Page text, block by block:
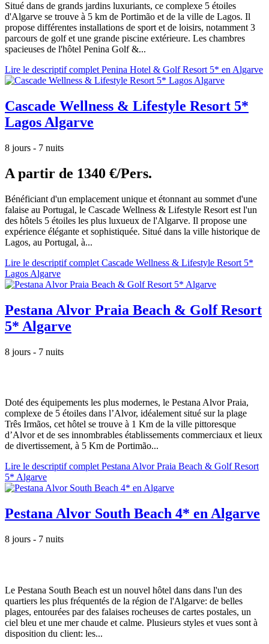
Situé dans de grands jardins luxuriants, ce complexe 5 étoiles
d'Algarve se trouve à 5 km de Portimão et de la ville de Lagos. Il
propose différentes installations de sport et de loisirs, notamment 3
parcours de golf et une grande piscine extérieure. Les chambres
spacieuses de l'hôtel Penina Golf &...
Lire le descriptif complet Penina Hotel & Golf Resort 5* en Algarve
Cascade Wellness & Lifestyle Resort 5*
Lagos Algarve
8 jours - 7 nuits
A partir de 1340 €/Pers.
Bénéficiant d'un emplacement unique et étonnant au sommet d'une
falaise au Portugal, le Cascade Wellness & Lifestyle Resort est l'un
des hôtels 5 étoiles les plus luxueux de l'Algarve. Il propose une
expérience élégante et sophistiquée. Situé dans la ville historique de
Lagos, au Portugal, à...
Lire le descriptif complet Cascade Wellness & Lifestyle Resort 5*
Lagos Algarve
Pestana Alvor Praia Beach & Golf Resort
5* Algarve
8 jours - 7 nuits
Doté des équipements les plus modernes, le Pestana Alvor Praia,
complexe de 5 étoiles dans l’Alvor, idéalement situé sur la plage
Três Irmãos, cet hôtel se trouve à 1 Km de la ville pittoresque
d’Alvor et de ses innombrables établissements commerciaux et lieux
de divertissement, à 5 Km de Portimão...
Lire le descriptif complet Pestana Alvor Praia Beach & Golf Resort
5* Algarve
Pestana Alvor South Beach 4* en Algarve
8 jours - 7 nuits
Le Pestana South Beach est un nouvel hôtel dans dans l'un des
quartiers les plus fréquentés de la région de l'Algarve: de belles
plages, entourées par des falaises rocheuses de cartes postales, un
ciel bleu et une mer chaude et calme. Plusieurs styles et vues sont à
disposition du client: les...